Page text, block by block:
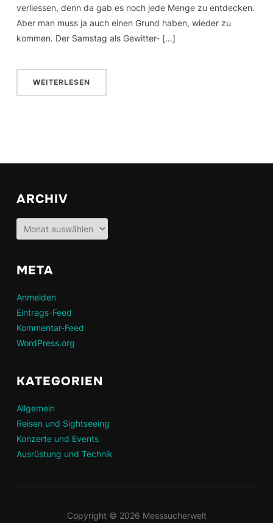
verliessen, denn da gab es noch jede Menge zu entdecken.
Aber man muss ja auch einen Grund haben, wieder zu
kommen. Der Samstag als Gewitter- […]
WEITERLESEN
ARCHIV
Archiv
META
Anmelden
Eintrags-Feed
Kommentar-Feed
WordPress.org
KATEGORIEN
Allgemein
Reisen und Sightseeing
Konzerte und Events
Ausrüstung und Technik
Copyright © 2026 Messsucherwelt